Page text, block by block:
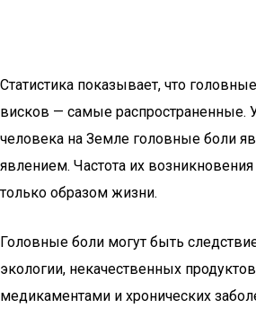
Статистика показывает, что
висков — самые распространенные.
человека на Земле головные боли
явлением. Частота их
только образом жизни.
Головные боли могут быть
экологии, некачественных
медикаментами и хронических